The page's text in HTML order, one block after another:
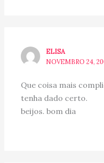
ELISA
NOVEMBRO 24,
Que coisa mais
tenha dado certo.
beijos. bom dia